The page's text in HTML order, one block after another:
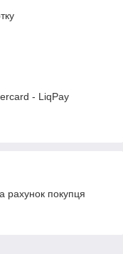
- LiqPay
рахунок покупця